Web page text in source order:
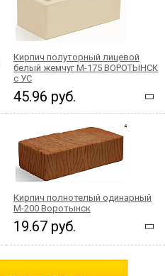
Кирпич полуторный лицевой
белый жемчуг М-175 ВОРОТЫНСК
с УС
45.96 руб.
Кирпич полнотелый одинарный
М-200 Воротынск
19.67 руб.